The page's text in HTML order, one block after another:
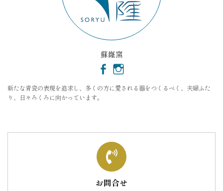
蘇嶐窯
新たな青瓷の表現を追求し、多くの方に愛される器をつくるべく、夫婦ふた
り、日々ろくろに向かっています。
お問合せ